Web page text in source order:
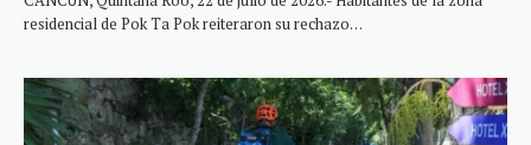
residencial de Pok Ta Pok reiteraron su rechazo…